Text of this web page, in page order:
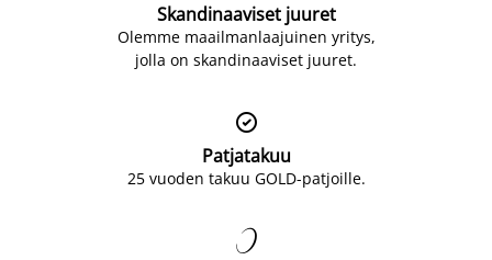
Skandinaaviset juuret
Olemme maailmanlaajuinen yritys,
jolla on skandinaaviset juuret.

Patjatakuu
25 vuoden takuu GOLD-patjoille.
